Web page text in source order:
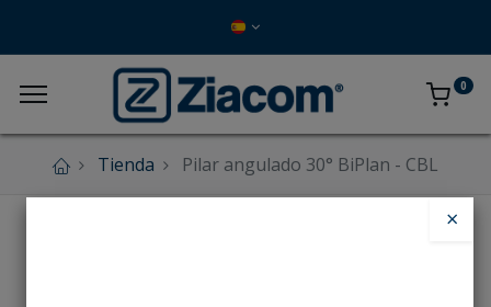
0
Tienda Pilar angulado 30° BiPlan - CBL
×